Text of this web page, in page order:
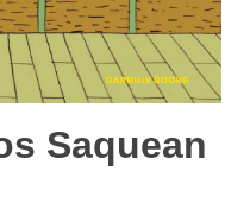
Saquean